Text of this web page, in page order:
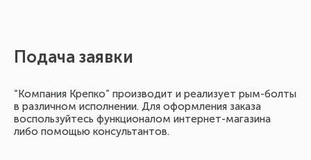
Подача заявки
“Компания Крепко” производит и реализует рым-болты
в различном исполнении. Для оформления заказа
воспользуйтесь функционалом интернет-магазина
либо помощью консультантов.